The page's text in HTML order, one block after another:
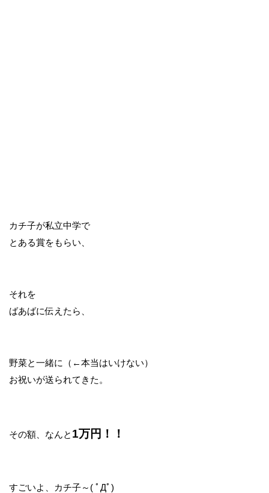
カチ子が私立中学で
とある賞をもらい、
それを
ばあばに伝えたら、
野菜と一緒に（←本当はいけない）
お祝いが送られてきた。
その額、なんと 1万円！！
すごいよ、カチ子～( ﾟДﾟ)